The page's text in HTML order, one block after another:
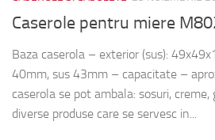
Caserole pentru miere
Baza caserola – exterior (sus):
40mm, sus 43mm – capacitate –
caserola se pot ambala: sosuri,
diverse produse care se servesc in...